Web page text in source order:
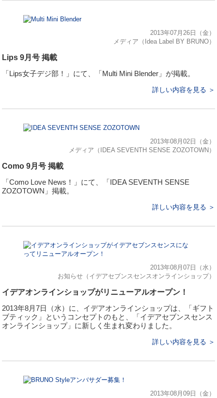
2013年07月26日（金）
メディア（Idea Label BY BRUNO）
Lips 9月号 掲載
「Lips女子デジ部！」にて、「Multi Mini Blender」が掲載。
詳しい内容を見る ＞
2013年08月02日（金）
メディア（IDEA SEVENTH SENSE ZOZOTOWN）
Como 9月号 掲載
「Como Love News！」にて、「IDEA SEVENTH SENSE
ZOZOTOWN」掲載。
詳しい内容を見る ＞
2013年08月07日（水）
お知らせ（イデアセブンスセンスオンラインショップ）
イデアオンラインショップがリニューアルオープン！
2013年8月7日（水）に、イデアオンラインショップは、「ギフト
ブティック」というコンセプトのもと、「イデアセブンスセンス
オンラインショップ」に新しく生まれ変わりました。
詳しい内容を見る ＞
2013年08月09日（金）